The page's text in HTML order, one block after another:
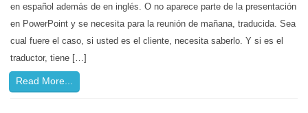
en español además de en inglés. O no aparece parte de la presentación
en PowerPoint y se necesita para la reunión de mañana, traducida. Sea
cual fuere el caso, si usted es el cliente, necesita saberlo. Y si es el
traductor, tiene […]
Read More...